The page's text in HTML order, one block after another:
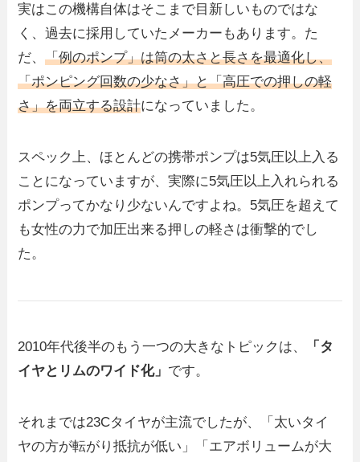
実はこの機構自体はそこまで目新しいものではな
く、過去に採用していたメーカーもあります。た
だ、「例のポンプ」は筒の太さと長さを最適化し、
「ポンピング回数の少なさ」と「高圧での押しの軽
さ」を両立する設計になっていました。
スペック上、ほとんどの携帯ポンプは5気圧以上入る
ことになっていますが、実際に5気圧以上入れられる
ポンプってかなり少ないんですよね。5気圧を超えて
も女性の力で加圧出来る押しの軽さは衝撃的でし
た。
2010年代後半のもう一つの大きなトピックは、
「タ
イヤとリムのワイド化」 です。
それまでは23Cタイヤが主流でしたが、「太いタイ
ヤの方が転がり抵抗が低い」「エアボリュームが大